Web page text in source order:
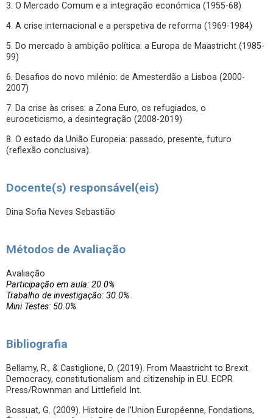
3. O Mercado Comum e a integração económica (1955-68)
4. A crise internacional e a perspetiva de reforma (1969-1984)
5. Do mercado à ambição política: a Europa de Maastricht (1985-
99)
6. Desafios do novo milénio: de Amesterdão a Lisboa (2000-
2007)
7. Da crise às crises: a Zona Euro, os refugiados, o
euroceticismo, a desintegração (2008-2019)
8. O estado da União Europeia: passado, presente, futuro
(reflexão conclusiva).
Docente(s) responsável(eis)
Dina Sofia Neves Sebastião
Métodos de Avaliação
Avaliação
Participação em aula: 20.0%
Trabalho de investigação: 30.0%
Mini Testes: 50.0%
Bibliografia
Bellamy, R., & Castiglione, D. (2019). From Maastricht to Brexit.
Democracy, constitutionalism and citizenship in EU. ECPR
Press/Rownman and Littlefield Int.
Bossuat, G. (2009). Histoire de l’Union Européenne, Fondations,